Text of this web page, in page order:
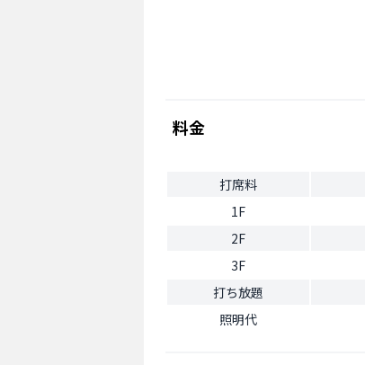
料金
打席料
1F
2F
3F
打ち放題
照明代